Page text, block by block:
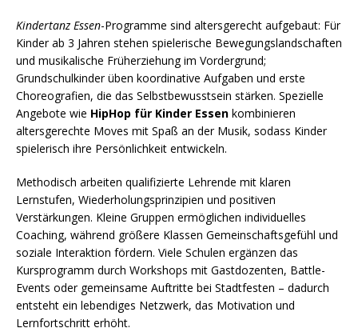
Kindertanz Essen-Programme sind altersgerecht aufgebaut: Für
Kinder ab 3 Jahren stehen spielerische Bewegungslandschaften
und musikalische Früherziehung im Vordergrund;
Grundschulkinder üben koordinative Aufgaben und erste
Choreografien, die das Selbstbewusstsein stärken. Spezielle
Angebote wie HipHop für Kinder Essen kombinieren
altersgerechte Moves mit Spaß an der Musik, sodass Kinder
spielerisch ihre Persönlichkeit entwickeln.
Methodisch arbeiten qualifizierte Lehrende mit klaren
Lernstufen, Wiederholungsprinzipien und positiven
Verstärkungen. Kleine Gruppen ermöglichen individuelles
Coaching, während größere Klassen Gemeinschaftsgefühl und
soziale Interaktion fördern. Viele Schulen ergänzen das
Kursprogramm durch Workshops mit Gastdozenten, Battle-
Events oder gemeinsame Auftritte bei Stadtfesten – dadurch
entsteht ein lebendiges Netzwerk, das Motivation und
Lernfortschritt erhöht.